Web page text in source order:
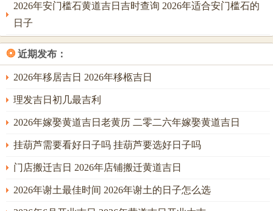
午自刑，容易有焦虑，故安床后宜静养三日，避争吵。丁未
调与燥局；黄道吉日主大吉，宜安床、嫁娶、移徙，忌祭
祀、破土。冲煞在未，则生肖属羊之人慎取。
湿土助水，金库暗藏，主长久安康，分析此日，乙木疏土，
丑未相冲而土动，反解燥气，然冲太岁，初有波动，及至吉
时则化凶为吉；五行生克，丑中癸水润局，辛金生发，最利
腊月廿二（阳历2027年1月19日），干支丁巳，巳火助丙午，
火势燎原。
2026年安门槛石黄道吉日吉时查询 2026年适合安门槛石的
日子
❂ 近期发布：
2026年移居吉日 2026年移柩吉日
理发吉日初几最吉利
2026年嫁娶黄道吉日老黄历 二零二六年嫁娶黄道吉日
挂葫芦需要看好日子吗 挂葫芦要选好日子吗
门店搬迁吉日 2026年店铺搬迁黄道吉日
2026年谢土最佳时间 2026年谢土的日子怎么选